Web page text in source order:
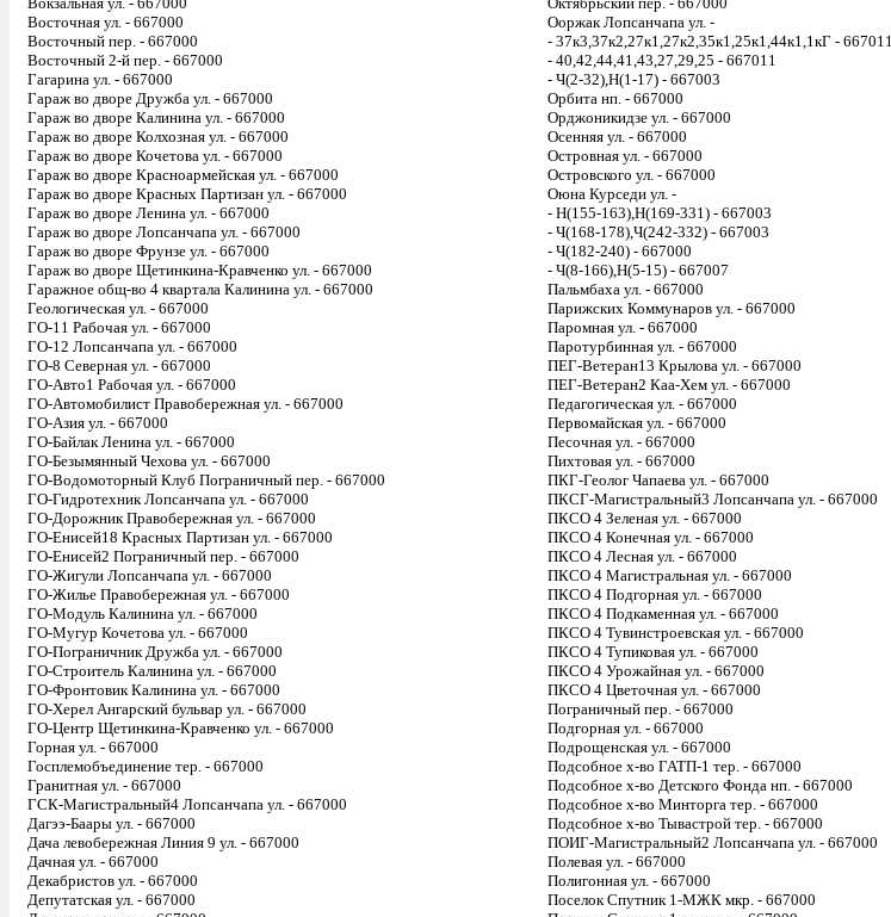
Восточная ул. - 667000
Восточный пер. - 667000
Восточный 2-й пер. - 667000
Гагарина ул. - 667000
Гараж во дворе Дружба ул. - 667000
Гараж во дворе Калинина ул. - 667000
Гараж во дворе Колхозная ул. - 667000
Гараж во дворе Кочетова ул. - 667000
Гараж во дворе Красноармейская ул. - 667000
Гараж во дворе Красных Партизан ул. - 667000
Гараж во дворе Ленина ул. - 667000
Гараж во дворе Лопсанчапа ул. - 667000
Гараж во дворе Фрунзе ул. - 667000
Гараж во дворе Щетинкина-Кравченко ул. - 667000
Гаражное общ-во 4 квартала Калинина ул. - 667000
Геологическая ул. - 667000
ГО-11 Рабочая ул. - 667000
ГО-12 Лопсанчапа ул. - 667000
ГО-8 Северная ул. - 667000
ГО-Авто1 Рабочая ул. - 667000
ГО-Автомобилист Правобережная ул. - 667000
ГО-Азия ул. - 667000
ГО-Байлак Ленина ул. - 667000
ГО-Безымянный Чехова ул. - 667000
ГО-Водомоторный Клуб Пограничный пер. - 667000
ГО-Гидротехник Лопсанчапа ул. - 667000
ГО-Дорожник Правобережная ул. - 667000
ГО-Енисей18 Красных Партизан ул. - 667000
ГО-Енисей2 Пограничный пер. - 667000
ГО-Жигули Лопсанчапа ул. - 667000
ГО-Жилье Правобережная ул. - 667000
ГО-Модуль Калинина ул. - 667000
ГО-Мугур Кочетова ул. - 667000
ГО-Пограничник Дружба ул. - 667000
ГО-Строитель Калинина ул. - 667000
ГО-Фронтовик Калинина ул. - 667000
ГО-Херел Ангарский бульвар ул. - 667000
ГО-Центр Щетинкина-Кравченко ул. - 667000
Горная ул. - 667000
Госплемобъединение тер. - 667000
Гранитная ул. - 667000
ГСК-Магистральный4 Лопсанчапа ул. - 667000
Дагээ-Баары ул. - 667000
Дача левобережная Линия 9 ул. - 667000
Дачная ул. - 667000
Декабристов ул. - 667000
Депутатская ул. - 667000
Ооржак Лопсанчапа ул. -
- 37к3,37к2,27к1,27к2,35к1,25к1,44к1,1кГ - 667011
- 40,42,44,41,43,27,29,25 - 667011
- Ч(2-32),Н(1-17) - 667003
Орбита нп. - 667000
Орджоникидзе ул. - 667000
Осенняя ул. - 667000
Островная ул. - 667000
Островского ул. - 667000
Оюна Курседи ул. -
- Н(155-163),Н(169-331) - 667003
- Ч(168-178),Ч(242-332) - 667003
- Ч(182-240) - 667000
- Ч(8-166),Н(5-15) - 667007
Пальмбаха ул. - 667000
Парижских Коммунаров ул. - 667000
Паромная ул. - 667000
Паротурбинная ул. - 667000
ПЕГ-Ветеран13 Крылова ул. - 667000
ПЕГ-Ветеран2 Каа-Хем ул. - 667000
Педагогическая ул. - 667000
Первомайская ул. - 667000
Песочная ул. - 667000
Пихтовая ул. - 667000
ПКГ-Геолог Чапаева ул. - 667000
ПКСГ-Магистральный3 Лопсанчапа ул. - 667000
ПКСО 4 Зеленая ул. - 667000
ПКСО 4 Конечная ул. - 667000
ПКСО 4 Лесная ул. - 667000
ПКСО 4 Магистральная ул. - 667000
ПКСО 4 Подгорная ул. - 667000
ПКСО 4 Подкаменная ул. - 667000
ПКСО 4 Тувинстроевская ул. - 667000
ПКСО 4 Тупиковая ул. - 667000
ПКСО 4 Урожайная ул. - 667000
ПКСО 4 Цветочная ул. - 667000
Пограничный пер. - 667000
Подгорная ул. - 667000
Подрощенская ул. - 667000
Подсобное х-во ГАТП-1 тер. - 667000
Подсобное х-во Детского Фонда нп. - 667000
Подсобное х-во Минторга тер. - 667000
Подсобное х-во Тывастрой тер. - 667000
ПОИГ-Магистральный2 Лопсанчапа ул. - 667000
Полевая ул. - 667000
Полигонная ул. - 667000
Поселок Спутник 1-МЖК мкр. - 667000